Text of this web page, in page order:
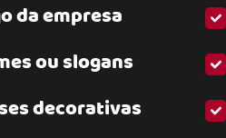
da empresa
ou slogans
decorativas